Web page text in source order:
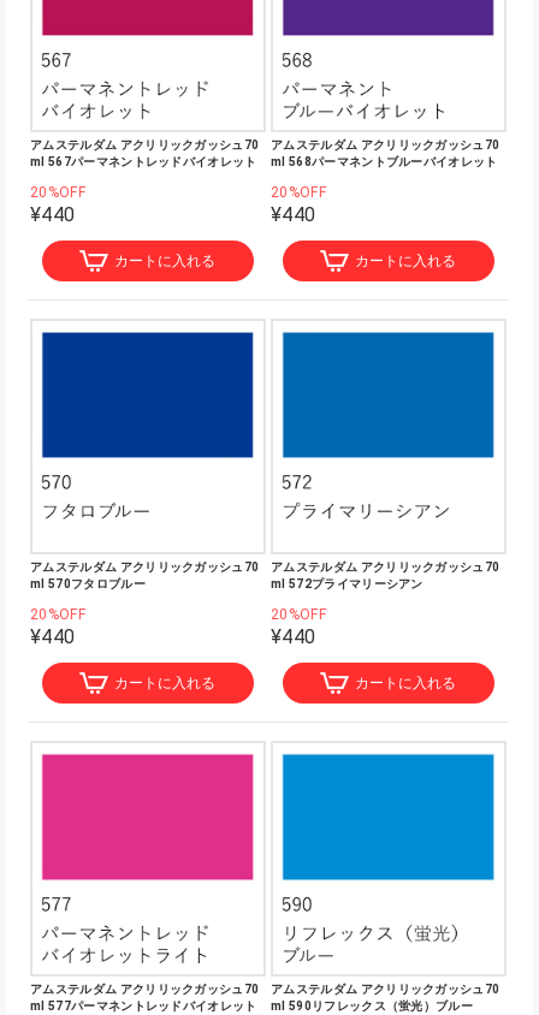
アムステルダム アクリリックガッシュ70
ml 567パーマネントレッドバイオレット
20%OFF
¥440
カートに入れる
アムステルダム アクリリックガッシュ70
ml 568パーマネントブルーバイオレット
20%OFF
¥440
カートに入れる
アムステルダム アクリリックガッシュ70
ml 570フタロブルー
20%OFF
¥440
カートに入れる
アムステルダム アクリリックガッシュ70
ml 572プライマリーシアン
20%OFF
¥440
カートに入れる
アムステルダム アクリリックガッシュ70
ml 577パーマネントレッドバイオレット
アムステルダム アクリリックガッシュ70
ml 590リフレックス（蛍光）ブルー